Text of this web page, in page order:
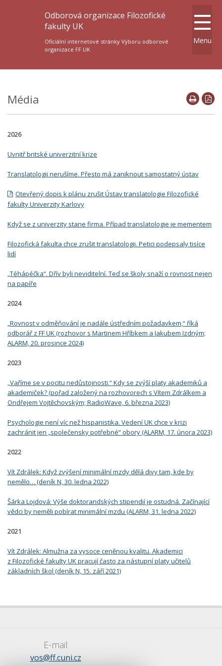
Odborová organizace Filozofické
fakulty UK
Oficiální internetové stránky Výboru odborové
organizace FF UK
Média
2026
Uvnitř britské univerzitní krize
Translatologii nerušíme. Přesto má zaniknout samostatný ústav
Otevřený dopis k plánu zrušit Ústav translatologie Filozofické
fakulty Univerzity Karlovy
Když se z univerzity stane firma. Případ translatologie je mementem
Filozofická fakulta chce zrušit translatologii. Petici podepsaly tisíce
lidí
„Téhápéčka“. Dřív byli neviditelní. Teď se školy snaží o rovnost nejen
na papíře
2024
„Rovnost v odměňování je nadále ústředním požadavkem,“ říká
odborář z FF UK (rozhovor s Martinem Hříbkem a Jakubem Izdným;
ALARM, 20. prosince 2024)
2023
„Vaříme se v pocitu nedůstojnosti.“ Kdy se zvýší platy akademiků a
akademiček? (pořad založený na rozhovorech s Vítem Zdrálkem a
Ondřejem Vojtěchovským; RadioWave, 6. března 2023)
Psychologie není víc než hispanistika. Vedení UK chce v krizi
zachránit jen „společensky potřebné“ obory (ALARM, 17. února 2023)
2022
Vít Zdrálek: Když zvýšení minimální mzdy dělá divy tam, kde by
nemělo… (deník N, 30. ledna 2022)
Šárka Lojdová: Výše doktorandských stipendií je ostudná. Začínající
vědci by neměli pobírat minimální mzdu (ALARM, 31. ledna 2022)
2021
Vít Zdrálek: Almužna za vysoce ceněnou kvalitu. Akademici
z Filozofické fakulty UK pracují často za nástupní platy učitelů
základních škol (deník N, 15. září 2021)
Menu
E-mail
vos@ff.cuni.cz